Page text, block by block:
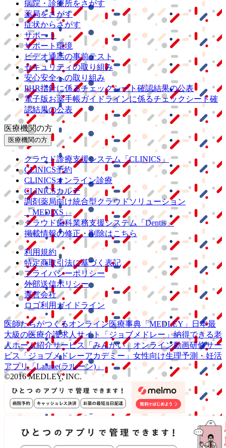
病院・診療所をさがす
薬局をさがす
症状からさがす
サポート
サポート環境
ビデオ通話の事前テスト
セキュリティの取り組み
安心安全への取り組み
PHR指針に係るチェックシート確認結果の公表
電子版お薬手帳ガイドラインに係るチェックシート確
認結果の公表
医療機関の方
医療機関の方
クラウド診療支援システム
「CLINICS」
CLINICS予約
CLINICSオンライン診療
CLINICSカルテ
調剤薬局向け統合型クラウドソリューション
「MEDIXS」
クラウド歯科業務支援システム
「Dentis」
掲載情報の修正・削除はこちら
利用規約
特定商取引法に基づく表記
プライバシーポリシー
外部送信ポリシー
運営会社
ロゴ利用ガイドライン
医師たちがつくるオンライン医療事典 「MEDLEY」
日本最
大級の医療介護求人サイト 「ジョブメドレー」納得できる老
人ホーム紹介サービス
「みんかい」 オンライン動画研修サー
ビス
「ジョブメドレーアカデミー」 女性向け生理予測・妊活
アプリ「Lalune(ラルーン)」
©2016 MEDLEY, INC.